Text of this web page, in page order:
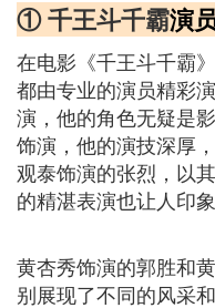
① 千王斗千霸演
在电影《千王斗千霸
都由专业的演员精彩
演，他的角色无疑是
饰演，他的演技深厚
观泰饰演的张烈，以
的精湛表演也让人印象
黄杏秀饰演的郭胜和
别展现了不同的风采